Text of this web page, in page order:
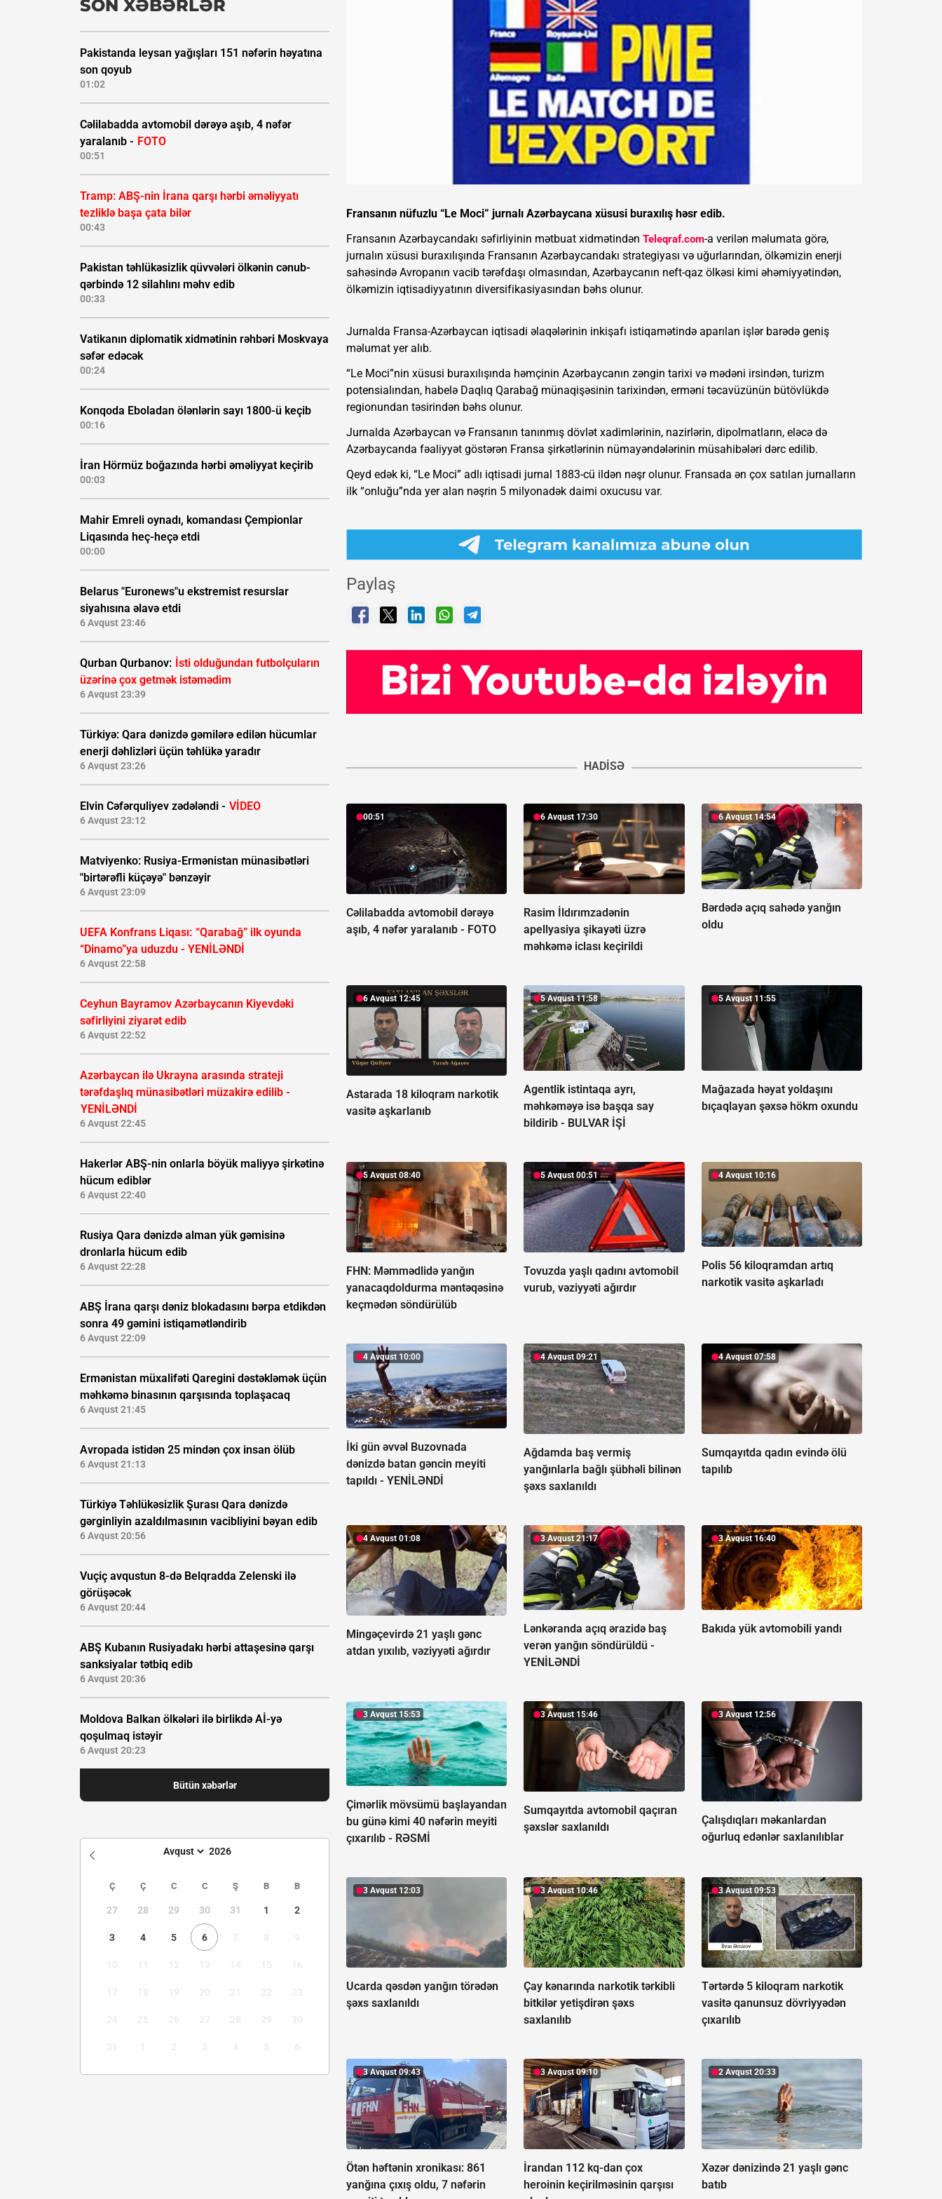
SON XƏBƏRLƏR
Pakistanda leysan yağışları 151 nəfərin həyatına
son qoyub
01:02
Cəlilabadda avtomobil dərəyə aşıb, 4 nəfər
yaralanıb - FOTO
00:51
Tramp: ABŞ-nin İrana qarşı hərbi əməliyyatı
tezliklə başa çata bilər
00:43
Pakistan təhlükəsizlik qüvvələri ölkənin cənub-
qərbində 12 silahlını məhv edib
00:33
Vatikanın diplomatik xidmətinin rəhbəri Moskvaya
səfər edəcək
00:24
Konqoda Eboladan ölənlərin sayı 1800-ü keçib
00:16
İran Hörmüz boğazında hərbi əməliyyat keçirib
00:03
Mahir Emreli oynadı, komandası Çempionlar
Liqasında heç-heçə etdi
00:00
Belarus "Euronews"u ekstremist resurslar
siyahısına əlavə etdi
6 Avqust 23:46
Qurban Qurbanov: İsti olduğundan futbolçuların
üzərinə çox getmək istəmədim
6 Avqust 23:39
Türkiyə: Qara dənizdə gəmilərə edilən hücumlar
enerji dəhlizləri üçün təhlükə yaradır
6 Avqust 23:26
Elvin Cəfərquliyev zədələndi - VİDEO
6 Avqust 23:12
Matviyenko: Rusiya-Ermənistan münasibətləri
"birtərəfli küçəyə" bənzəyir
6 Avqust 23:09
UEFA Konfrans Liqası: “Qarabağ” ilk oyunda
“Dinamo”ya uduzdu - YENİLƏNDİ
6 Avqust 22:58
Ceyhun Bayramov Azərbaycanın Kiyevdəki
səfirliyini ziyarət edib
6 Avqust 22:52
Azərbaycan ilə Ukrayna arasında strateji
tərəfdaşlıq münasibətləri müzakirə edilib -
YENİLƏNDİ
6 Avqust 22:45
Hakerlər ABŞ-nin onlarla böyük maliyyə şirkətinə
hücum ediblər
6 Avqust 22:40
Rusiya Qara dənizdə alman yük gəmisinə
dronlarla hücum edib
6 Avqust 22:28
ABŞ İrana qarşı dəniz blokadasını bərpa etdikdən
sonra 49 gəmini istiqamətləndirib
6 Avqust 22:09
Ermənistan müxalifəti Qaregini dəstəkləmək üçün
məhkəmə binasının qarşısında toplaşacaq
6 Avqust 21:45
Avropada istidən 25 mindən çox insan ölüb
6 Avqust 21:13
Türkiyə Təhlükəsizlik Şurası Qara dənizdə
gərginliyin azaldılmasının vacibliyini bəyan edib
6 Avqust 20:56
Vuçiç avqustun 8-də Belqradda Zelenski ilə
görüşəcək
6 Avqust 20:44
ABŞ Kubanın Rusiyadakı hərbi attaşesinə qarşı
sanksiyalar tətbiq edib
6 Avqust 20:36
Moldova Balkan ölkələri ilə birlikdə Aİ-yə
qoşulmaq istəyir
6 Avqust 20:23
Bütün xəbərlər
Ç Ç C C Ş B B
27 28 29 30 31 1 2
3 4 5 6
Fransanın nüfuzlu “Le Moci” jurnalı Azərbaycana xüsusi buraxılış həsr edib.
Fransanın Azərbaycandakı səfirliyinin mətbuat xidmətindən Teleqraf.com-a verilən məlumata görə,
jurnalın xüsusi buraxılışında Fransanın Azərbaycandakı strategiyası və uğurlarından, ölkəmizin enerji
sahəsində Avropanın vacib tərəfdaşı olmasından, Azərbaycanın neft-qaz ölkəsi kimi əhəmiyyətindən,
ölkəmizin iqtisadiyyatının diversifikasiyasından bəhs olunur.
Jurnalda Fransa-Azərbaycan iqtisadi əlaqələrinin inkişafı istiqamətində aparılan işlər barədə geniş
məlumat yer alıb.
“Le Moci”nin xüsusi buraxılışında həmçinin Azərbaycanın zəngin tarixi və mədəni irsindən, turizm
potensialından, habelə Daqlıq Qarabağ münaqişəsinin tarixindən, erməni təcavüzünün bütövlükdə
regionundan təsirindən bəhs olunur.
Jurnalda Azərbaycan və Fransanın tanınmış dövlət xadimlərinin, nazirlərin, dipolmatların, eləcə də
Azərbaycanda fəaliyyət göstərən Fransa şirkətlərinin nümayəndələrinin müsahibələri dərc edilib.
Qeyd edək ki, “Le Moci” adlı iqtisadi jurnal 1883-cü ildən nəşr olunur. Fransada ən çox satılan jurnalların
ilk “onluğu”nda yer alan nəşrin 5 milyonadək daimi oxucusu var.
Paylaş
HADISƏ
00:51
Cəlilabadda avtomobil dərəyə
aşıb, 4 nəfər yaralanıb - FOTO
6 Avqust 17:30
Rasim İldırımzadənin
apellyasiya şikayəti üzrə
məhkəmə iclası keçirildi
6 Avqust 14:54
Bərdədə açıq sahədə yanğın
oldu
6 Avqust 12:45
Astarada 18 kiloqram narkotik
vasitə aşkarlanıb
5 Avqust 11:58
Agentlik istintaqa ayrı,
məhkəməyə isə başqa say
bildirib - BULVAR İŞİ
5 Avqust 11:55
Mağazada həyat yoldaşını
bıçaqlayan şəxsə hökm oxundu
5 Avqust 08:40
FHN: Məmmədlidə yanğın
yanacaqdoldurma məntəqəsinə
keçmədən söndürülüb
5 Avqust 00:51
Tovuzda yaşlı qadını avtomobil
vurub, vəziyyəti ağırdır
4 Avqust 10:16
Polis 56 kiloqramdan artıq
narkotik vasitə aşkarladı
4 Avqust 10:00
İki gün əvvəl Buzovnada
dənizdə batan gəncin meyiti
tapıldı - YENİLƏNDİ
4 Avqust 09:21
Ağdamda baş vermiş
yanğınlarla bağlı şübhəli bilinən
şəxs saxlanıldı
4 Avqust 07:58
Sumqayıtda qadın evində ölü
tapılıb
4 Avqust 01:08
Mingəçevirdə 21 yaşlı gənc
atdan yıxılıb, vəziyyəti ağırdır
3 Avqust 21:17
Lənkəranda açıq ərazidə baş
verən yanğın söndürüldü -
YENİLƏNDİ
3 Avqust 16:40
Bakıda yük avtomobili yandı
3 Avqust 15:53
Çimərlik mövsümü başlayandan
bu günə kimi 40 nəfərin meyiti
çıxarılıb - RƏSMİ
3 Avqust 15:46
Sumqayıtda avtomobil qaçıran
şəxslər saxlanıldı
3 Avqust 12:56
Çalışdıqları məkanlardan
oğurluq edənlər saxlanılıblar
3 Avqust 12:03
Ucarda qəsdən yanğın törədən
şəxs saxlanıldı
3 Avqust 10:46
Çay kənarında narkotik tərkibli
bitkilər yetişdirən şəxs
saxlanılıb
3 Avqust 09:53
Tərtərdə 5 kiloqram narkotik
vasitə qanunsuz dövriyyədən
çıxarılıb
3 Avqust 09:43
Ötən həftənin xronikası: 861
yanğına çıxış oldu, 7 nəfərin
3 Avqust 09:10
İrandan 112 kq-dan çox
heroinin keçirilməsinin qarşısı
2 Avqust 20:33
Xəzər dənizində 21 yaşlı gənc
batıb